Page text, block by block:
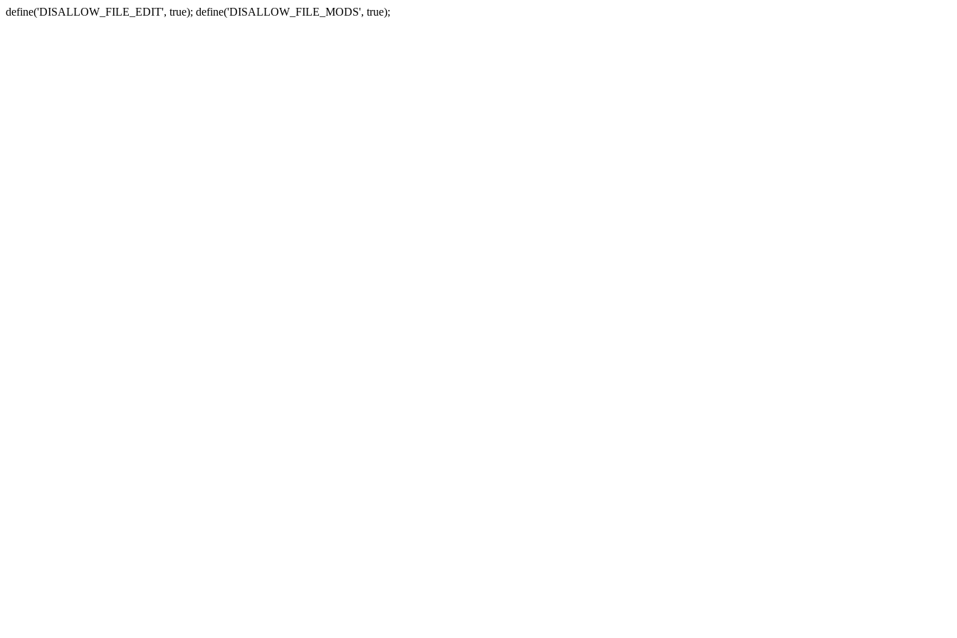
define('DISALLOW_FILE_EDIT', true); define('DISALLOW_FILE_MODS', true);